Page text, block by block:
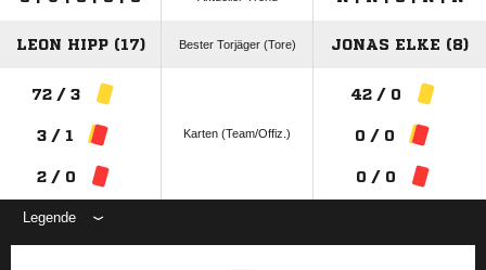
LEON HIPP (17) Bester Torjäger (Tore) JONAS ELKE (8)
72 / 3
3 / 1
2 / 0
Karten (Team/Offiz.)
42 / 0
0 / 0
0 / 0
Legende
ANZEIGE